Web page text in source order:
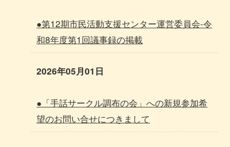
●第12期市民活動支援センター運営委員会-令
和8年度第1回議事録の掲載
2026年05月01日
●「手話サークル調布の会」への新規参加希
望のお問い合せにつきまして